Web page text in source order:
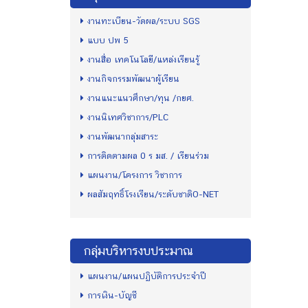
งานทะเบียน-วัดผล/ระบบ SGS
แบบ ปพ 5
งานสื่อ เทคโนโลยี/แหล่งเรียนรู้
งานกิจกรรมพัฒนาผู้เรียน
งานแนะแนวศึกษา/ทุน /กยศ.
งานนิเทศวิชาการ/PLC
งานพัฒนากลุ่มสาระ
การติดตามผล 0 ร มส. / เรียนร่วม
แผนงาน/โครงการ วิชาการ
ผลสัมฤทธิ์โรงเรียน/ระดับชาติO-NET
กลุ่มบริหารงบประมาณ
แผนงาน/แผนปฏิบัติการประจำปี
การเงิน-บัญชี